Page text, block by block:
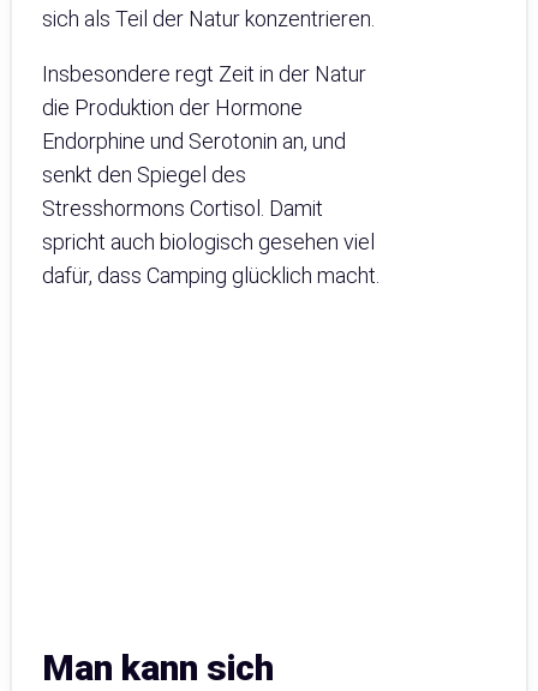
sich als Teil der Natur konzentrieren.
Insbesondere regt Zeit in der Natur
die Produktion der Hormone
Endorphine und Serotonin an, und
senkt den Spiegel des
Stresshormons Cortisol. Damit
spricht auch biologisch gesehen viel
dafür, dass Camping glücklich macht.
Man kann sich